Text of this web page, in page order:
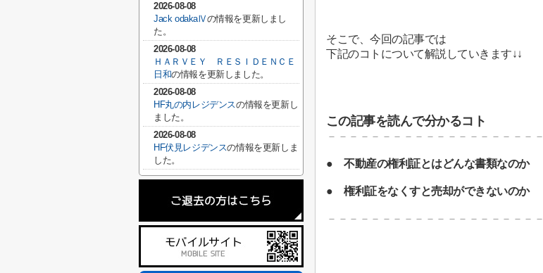
そこで、今回の記事では
下記のコトについて解説していきます↓↓
この記事を読んで分かるコト
－－－－－－－－－－－－－－－－－－－－
●不動産の権利証とはどんな書類なのか
●権利証をなくすと売却ができないのか
－－－－－－－－－－－－－－－－－－－－
2026-08-08
Jack odakaⅣの情報を更新しまし
た。
2026-08-08
ＨＡＲＶＥＹ ＲＥＳＩＤＥＮＣＥ
日和の情報を更新しました。
2026-08-08
HF丸の内レジデンスの情報を更新し
ました。
2026-08-08
HF伏見レジデンスの情報を更新しま
した。